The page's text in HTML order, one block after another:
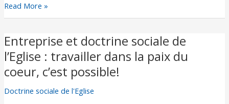
Read More »
Entreprise et doctrine sociale de
l’Eglise : travailler dans la paix du
coeur, c’est possible!
Doctrine sociale de l'Eglise
Entreprise
et
doctrine
sociale
de